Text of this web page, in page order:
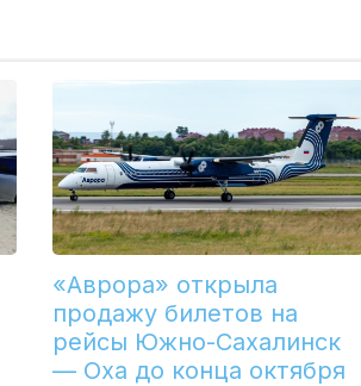
«Аврора» открыла
продажу билетов на
рейсы Южно-Сахалинск
— Оха до конца октября